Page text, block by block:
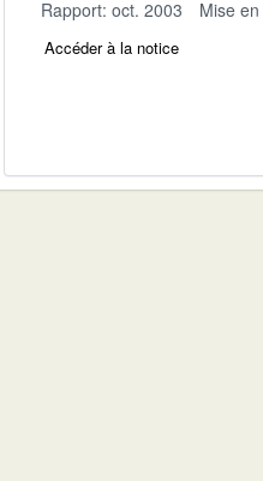
Rapport: oct. 2003 Mise
Accéder à la notice